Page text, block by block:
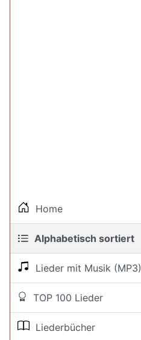
Home
Alphabetisch sortiert
Lieder mit Musik (MP3)
TOP 100 Lieder
Liederbücher